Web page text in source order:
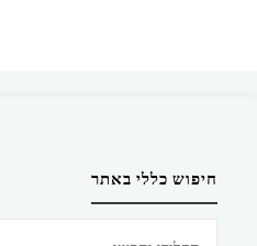
חיפוש כללי באתר